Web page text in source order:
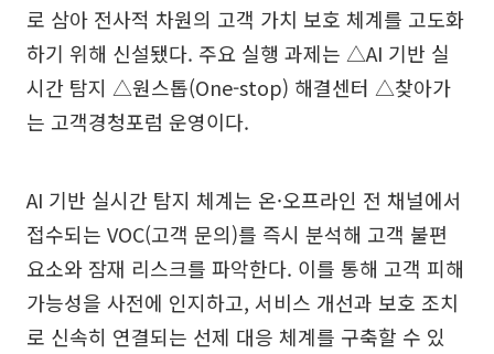
로 삼아 전사적 차원의 고객 가치 보호 체계를 고도화
하기 위해 신설됐다. 주요 실행 과제는 △AI 기반 실
시간 탐지 △원스톱(One-stop) 해결센터 △찾아가
는 고객경청포럼 운영이다.
AI 기반 실시간 탐지 체계는 온·오프라인 전 채널에서
접수되는 VOC(고객 문의)를 즉시 분석해 고객 불편
요소와 잠재 리스크를 파악한다. 이를 통해 고객 피해
가능성을 사전에 인지하고, 서비스 개선과 보호 조치
로 신속히 연결되는 선제 대응 체계를 구축할 수 있